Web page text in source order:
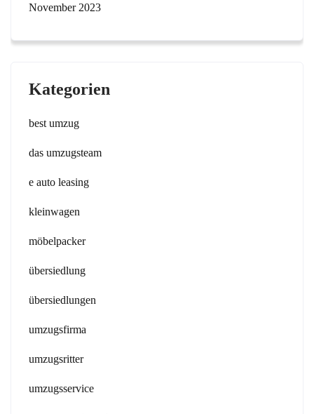
November 2023
Kategorien
best umzug
das umzugsteam
e auto leasing
kleinwagen
möbelpacker
übersiedlung
übersiedlungen
umzugsfirma
umzugsritter
umzugsservice